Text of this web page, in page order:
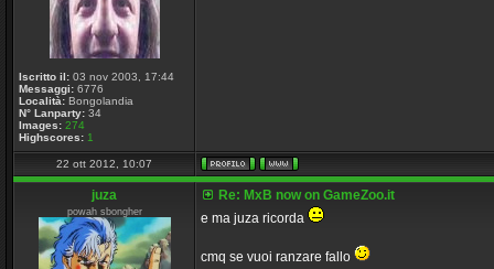
Iscritto il: 03 nov 2003, 17:44
Messaggi: 6776
Località: Bongolandia
N° Lanparty: 34
Images: 274
Highscores: 1
22 ott 2012, 10:07
juza
powah sbongher
Re: MxB now on GameZoo.it
e ma juza ricorda
cmq se vuoi ranzare fallo